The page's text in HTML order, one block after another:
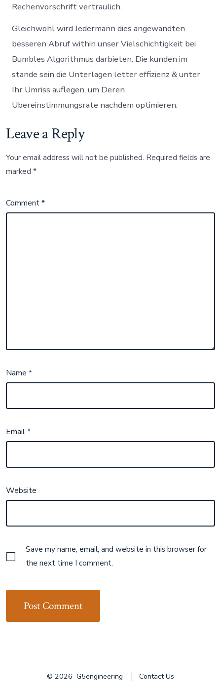
Rechenvorschrift vertraulich.
Gleichwohl wird Jedermann dies angewandten
besseren Abruf within unser Vielschichtigkeit bei
Bumbles Algorithmus darbieten. Die kunden im
stande sein die Unterlagen letter effizienz & unter
Ihr Umriss auflegen, um Deren
Ubereinstimmungsrate nachdem optimieren.
Leave a Reply
Your email address will not be published. Required fields are
marked*
Comment*
Name*
Email*
Website
Save my name, email, and website in this browser for
the next time I comment.
© 2026 G5engineering Contact Us